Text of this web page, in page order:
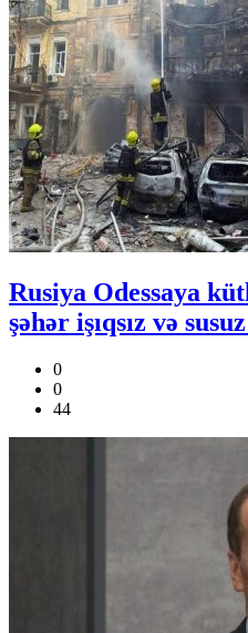
Rusiya Odessaya
şəhər işıqsız və
0
0
44